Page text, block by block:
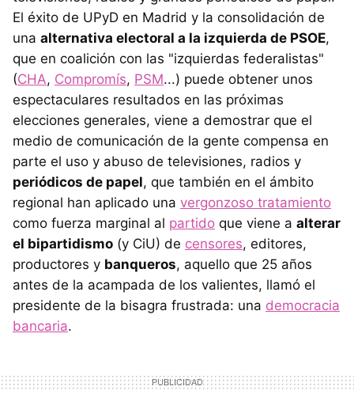
El éxito de UPyD en Madrid y la consolidación de
una alternativa electoral a la izquierda de PSOE,
que en coalición con las "izquierdas federalistas"
(CHA, Compromís, PSM...) puede obtener unos
espectaculares resultados en las próximas
elecciones generales, viene a demostrar que el
medio de comunicación de la gente compensa en
parte el uso y abuso de televisiones, radios y
periódicos de papel, que también en el ámbito
regional han aplicado una vergonzoso tratamiento
como fuerza marginal al partido que viene a alterar
el bipartidismo (y CiU) de censores, editores,
productores y banqueros, aquello que 25 años
antes de la acampada de los valientes, llamó el
presidente de la bisagra frustrada: una democracia
bancaria.